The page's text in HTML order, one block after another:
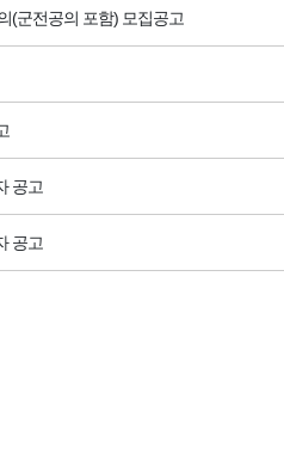
(군전공의 포함) 모집공고
공고
공고